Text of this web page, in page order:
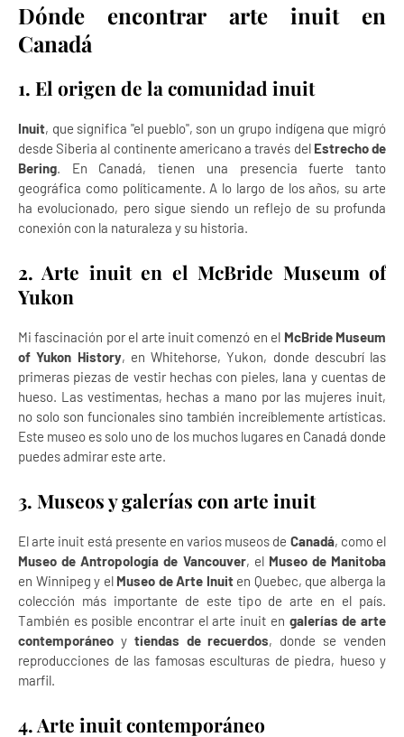
Dónde encontrar arte inuit en
Canadá
1. El origen de la comunidad inuit
Inuit, que significa "el pueblo", son un grupo indígena que migró
desde Siberia al continente americano a través del Estrecho de
Bering. En Canadá, tienen una presencia fuerte tanto
geográfica como políticamente. A lo largo de los años, su arte
ha evolucionado, pero sigue siendo un reflejo de su profunda
conexión con la naturaleza y su historia.
2. Arte inuit en el McBride Museum of
Yukon
Mi fascinación por el arte inuit comenzó en el McBride Museum
of Yukon History, en Whitehorse, Yukon, donde descubrí las
primeras piezas de vestir hechas con pieles, lana y cuentas de
hueso. Las vestimentas, hechas a mano por las mujeres inuit,
no solo son funcionales sino también increíblemente artísticas.
Este museo es solo uno de los muchos lugares en Canadá donde
puedes admirar este arte.
3. Museos y galerías con arte inuit
El arte inuit está presente en varios museos de Canadá, como el
Museo de Antropología de Vancouver, el Museo de Manitoba
en Winnipeg y el Museo de Arte Inuiten Quebec, que alberga la
colección más importante de este tipo de arte en el país.
También es posible encontrar el arte inuit en galerías de arte
contemporáneo y tiendas de recuerdos, donde se venden
reproducciones de las famosas esculturas de piedra, hueso y
marfil.
4. Arte inuit contemporáneo